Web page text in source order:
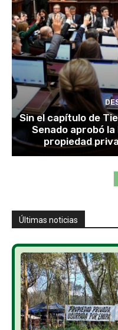
Sin el capítulo de
Senado aprobó
propiedad
Últimas noticias